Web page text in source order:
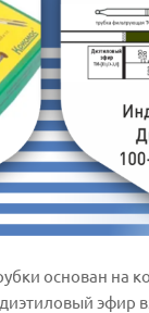
основан на
эфир